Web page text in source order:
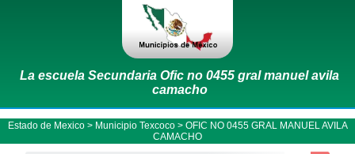
La escuela Secundaria Ofic no 0455 gral manuel avila
camacho
Estado de Mexico> Municipio Texcoco> OFIC NO 0455 GRAL MANUEL AVILA
CAMACHO